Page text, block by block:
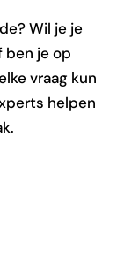
Wil je je
ben je op
vraag kun
helpen